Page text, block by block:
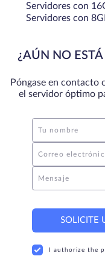
Servidores con
Servidores con
¿AÚN NO
Póngase en contacto
el servidor óptimo
Tu nombre
Correo
Mensaje
SOLICITE
I authorize the